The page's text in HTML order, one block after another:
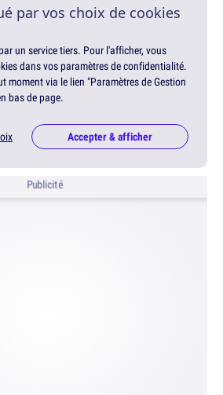
par vos choix de cookies
un service tiers. Pour l'afficher, vous
dans vos paramètres de confidentialité.
moment via le lien "Paramètres de Gestion
bas de page.
Accepter & afficher
Publicité